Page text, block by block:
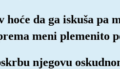
da ga iskuša pa
meni plemenito
njegovu